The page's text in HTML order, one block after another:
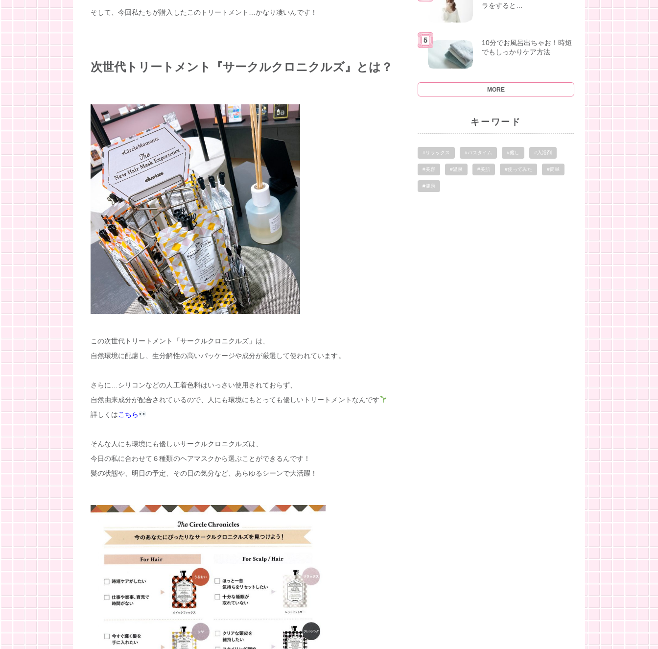
そして、今回私たちが購入したこのトリートメント…かなり凄いんです！
次世代トリートメント『サークルクロニクルズ』とは？
この次世代トリートメント「サークルクロニクルズ」は、
自然環境に配慮し、生分解性の高いパッケージや成分が厳選して使われています。
さらに…シリコンなどの人工着色料はいっさい使用されておらず、
自然由来成分が配合されているので、人にも環境にもとっても優しいトリートメントなんです
詳しくはこちら
そんな人にも環境にも優しいサークルクロニクルズは、
今日の私に合わせて６種類のヘアマスクから選ぶことができるんです！
髪の状態や、明日の予定、その日の気分など、あらゆるシーンで大活躍！
ラをすると…
10分でお風呂出ちゃお！時短
でもしっかりケア方法
MORE
キーワード
#リラックス #バスタイム #癒し #入浴剤
#美容 #温泉 #美肌 #使ってみた #簡単
#健康